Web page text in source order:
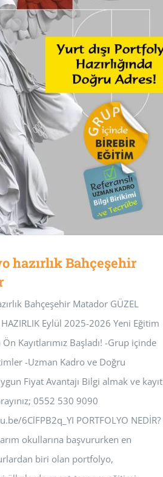
hazırlık Bahçeşehir
Bahçeşehir Matador GÜZEL
HAZIRLIK Eylül 2025-2026 Yeni Eğitim
Kayıtlarımız Başladı! -Grup içinde
-Uzman Kadro ve Doğru
Fiyat Avantajı Bilgi almak ve kayıt
0552 530 9090
6ClFPB2q_YI PORTFOLYO NEDİR?
okullarına başvururken en
biri olan portfolyo,